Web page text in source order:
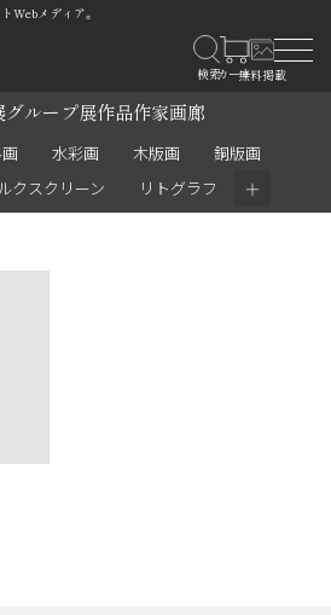
Webメディア。
グループ展作品作家画廊
水彩画 木版画
銅版画
クスクリーン リトグラフ ＋